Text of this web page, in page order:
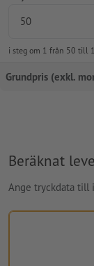
i steg om 1 från 50 till
Grundpris (exkl.
Beräknat
Ange tryckdata till